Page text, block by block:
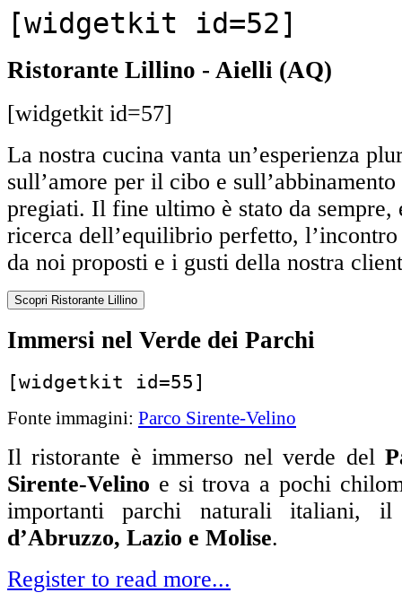
[widgetkit id=52]
Ristorante Lillino - Aielli (AQ)
[widgetkit id=57]
La nostra cucina vanta un’esperienza
sull’amore per il cibo e
pregiati. Il fine ultimo è stato da sempre,
ricerca dell’equilibrio perfetto,
da noi proposti e i gusti della nostra
Scopri Ristorante Lillino
Immersi nel Verde dei Parchi
[widgetkit id=55]
Fonte immagini: Parco Sirente-Velino
Il ristorante è immerso nel verde del
Sirente-Velino e si trova a pochi
importanti parchi naturali italiani,
d’Abruzzo, Lazio e Molise.
Register to read more...